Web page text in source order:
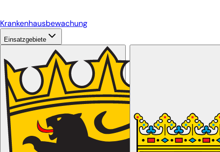
Krankenhausbewachung
Einsatzgebiete